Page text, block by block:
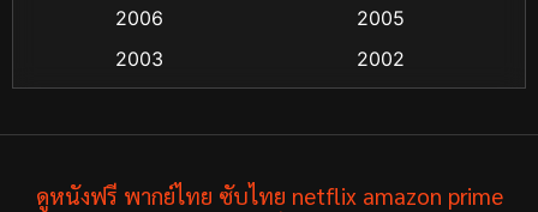
Cult Film(4)
Dance เต้น (6)
2006
2005
2003
2002
1998
1997
ดูหนังฟรี พากย์ไทย ซับไทย netflix amazon prime